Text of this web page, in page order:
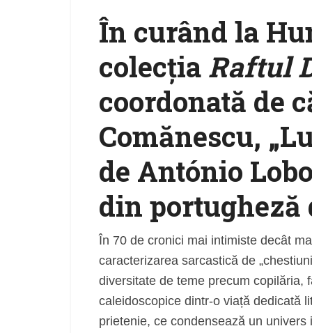
În curând la
colecţia Raftul
coordonată de
Comănescu,
de António
din portugheză
În 70 de cronici mai intimiste decât
caracterizarea sarcastică de
diversitate de teme precum copilăria,
caleidoscopice dintr-o viață dedicată
prietenie, ce condensează un